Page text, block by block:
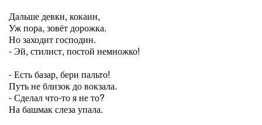
Дальше девки, кокаин,
Уж пора, зовёт дорожка.
Но заходит господин.
- Эй, стилист, постой немножко!
- Есть базар, бери пальто!
Путь не близок до вокзала.
- Сделал что-то я не то?
На башмак слеза упала.